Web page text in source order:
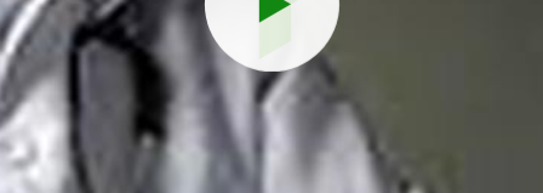
vídeo